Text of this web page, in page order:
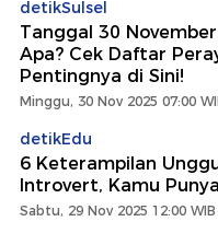
detikSulsel
Tanggal 30
Apa? Cek Daftar
Pentingnya di Sini!
Minggu, 30 Nov 2025 07:00
detikEdu
6 Keterampilan
Introvert, Kamu
Sabtu, 29 Nov 2025 12:00 WIB